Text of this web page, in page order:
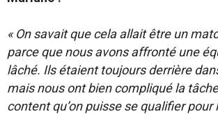
« On savait que cela allait être un
parce que nous avons affronté une
lâché. Ils étaient toujours derrière
mais nous ont bien compliqué la
content qu’on puisse se qualifier pour